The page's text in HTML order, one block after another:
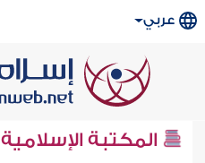
عربي
المكتبة الإسلامية